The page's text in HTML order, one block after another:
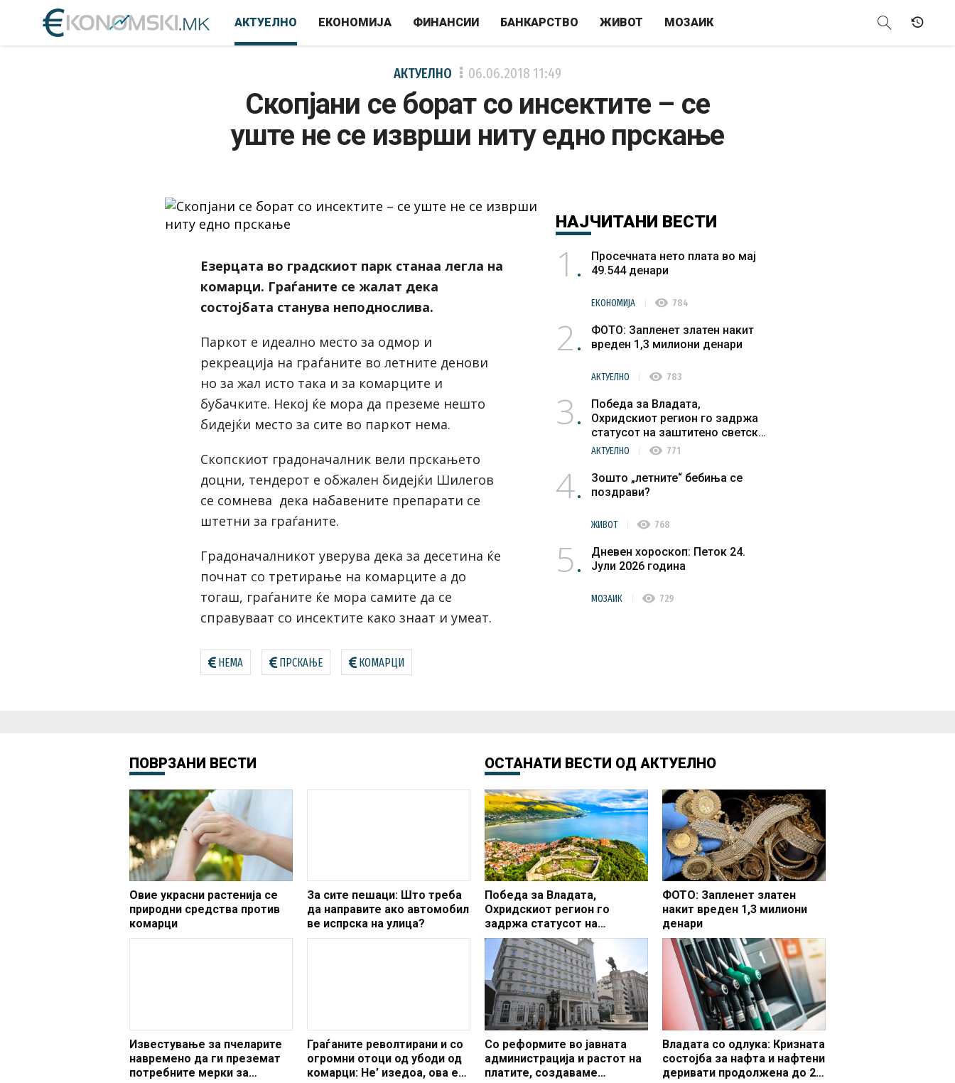
АКТУЕЛНО ЕКОНОМИЈА ФИНАНСИИ БАНКАРСТВО ЖИВОТ МОЗАИК
АКТУЕЛНО 06.06.2018 11:49
Скопјани се борат со инсектите – се
уште не се изврши ниту едно прскање
Езерцата во градскиот парк станаа легла на
комарци. Граѓаните се жалат дека
состојбата станува неподнослива.
Паркот е идеално место за одмор и
рекреација на граѓаните во летните денови
но за жал исто така и за комарците и
бубачките. Некој ќе мора да преземе нешто
бидејќи место за сите во паркот нема.
Скопскиот градоначалник вели прскањето
доцни, тендерот е обжален бидејќи Шилегов
се сомнева дека набавените препарати се
штетни за граѓаните.
Градоначалникот уверува дека за десетина ќе
почнат со третирање на комарците а до
тогаш, граѓаните ќе мора самите да се
справуваат со инсектите како знаат и умеат.
НЕМА ПРСКАЊЕ КОМАРЦИ
НАЈЧИТАНИ ВЕСТИ
1
Просечната нето плата во мај
49.544 денари
ЕКОНОМИЈА visibility 784
2
ФОТО: Запленет златен накит
вреден 1,3 милиони денари
АКТУЕЛНО visibility 783
3
Победа за Владата,
Охридскиот регион го задржа
статусот на заштитено светско
културно наследство
АКТУЕЛНО visibility 771
4
Зошто „летните“ бебиња се
поздрави?
ЖИВОТ visibility 768
5
Дневен хороскоп: Петок 24.
Јули 2026 година
МОЗАИК visibility 729
ПОВРЗАНИ ВЕСТИ
Овие украсни растенија се
природни средства против
комарци
За сите пешаци: Што треба
да направите ако автомобил
ве испрска на улица?
Известување за пчеларите
навремено да ги преземат
потребните мерки за
Граѓаните револтирани и со
огромни отоци од убоди од
комарци: Не’ изедоа, ова е
ОСТАНАТИ ВЕСТИ ОД АКТУЕЛНО
Победа за Владата,
Охридскиот регион го
задржа статусот на
заштитено светско културно
наследство
Со реформите во јавната
администрација и растот на
платите, создаваме
ФОТО: Запленет златен
накит вреден 1,3 милиони
денари
Владата со одлука: Кризната
состојба за нафта и нафтени
деривати продолжена до 20